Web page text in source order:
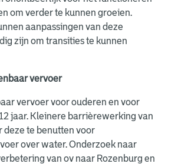
om verder te kunnen groeien.
aanpassingen van deze
zijn om transities te kunnen
vervoer
vervoer voor ouderen en voor
jaar. Kleinere barrièrewerking van
deze te benutten voor
over water. Onderzoek naar
van ov naar Rozenburg en